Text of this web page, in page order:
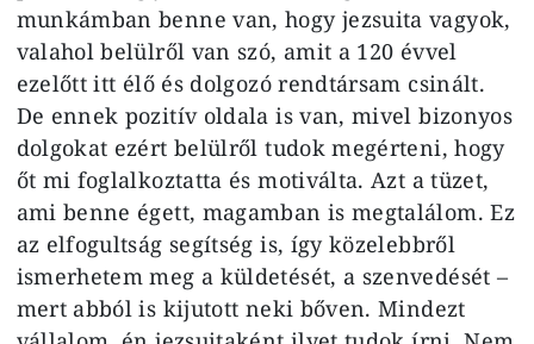
munkámban benne van, hogy jezsuita vagyok,
valahol belülről van szó, amit a 120 évvel
ezelőtt itt élő és dolgozó rendtársam csinált.
De ennek pozitív oldala is van, mivel bizonyos
dolgokat ezért belülről tudok megérteni, hogy
őt mi foglalkoztatta és motiválta. Azt a tüzet,
ami benne égett, magamban is megtalálom. Ez
az elfogultság segítség is, így közelebbről
ismerhetem meg a küldetését, a szenvedését –
mert abból is kijutott neki bőven. Mindezt